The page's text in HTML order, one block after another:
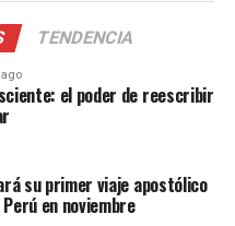
TENDENCIA
el poder de reescribir
su primer viaje apostólico
en noviembre